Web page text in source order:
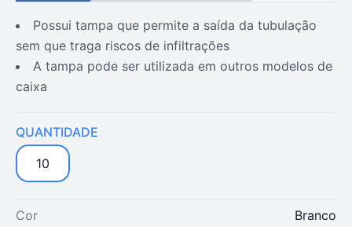
possui tampa que permite a saída da tubulação
sem que traga riscos de infiltrações
a tampa pode ser utilizada em outros modelos de
caixa
QUANTIDADE
10
Cor Branco